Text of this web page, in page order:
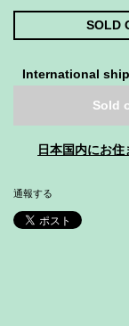
SOLD
International
Sold
日本国内にお
通報する